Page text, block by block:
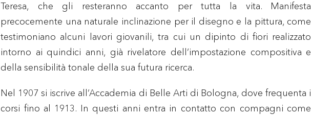
Teresa, che gli resteranno accanto per tutta la vita. Manifesta
precocemente una naturale inclinazione per il disegno e la pittura, come
testimoniano alcuni lavori giovanili, tra cui un dipinto di fiori realizzato
intorno ai quindici anni, già rivelatore dell’impostazione compositiva e
della sensibilità tonale della sua futura ricerca.
Nel 1907 si iscrive all’Accademia di Belle Arti di Bologna, dove frequenta i
corsi fino al 1913. In questi anni entra in contatto con compagni come